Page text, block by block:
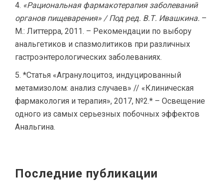
«Рациональная фармакотерапия заболеваний
органов пищеварения» / Под ред. В.Т. Ивашкина. –
М.: Литтерра, 2011. – Рекомендации по выбору
анальгетиков и спазмолитиков при различных
гастроэнтерологических заболеваниях.
*Статья «Агранулоцитоз, индуцированный
метамизолом: анализ случаев» // «Клиническая
фармакология и терапия», 2017, №2.* – Освещение
одного из самых серьезных побочных эффектов
Анальгина.
Последние публикации